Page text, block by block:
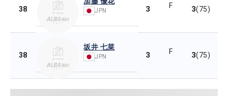
38 JPN 3 F 3(75)
38
坂井 七菜
JPN 3 F 3(75)